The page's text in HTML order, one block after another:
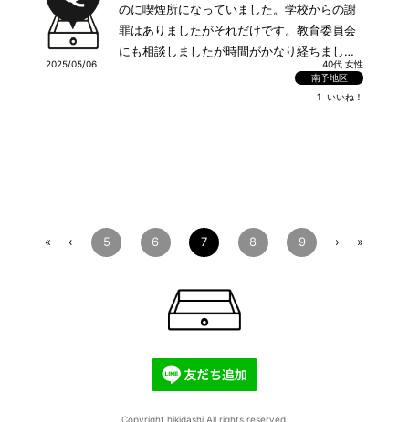
のに喫煙所になっていました。学校からの謝
罪はありましたがそれだけです。教育委員会
にも相談しましたが時間がかなり経ちまし
た。学校の実態をちゃんと公表してほしいで
す。無駄な時間とお金を使いました。悲し
2025/05/06
40代 女性
南予地区
1 いいね！
« ‹ 5 6 7 8 9 › »
Copyright hikidashi All rights reserved.